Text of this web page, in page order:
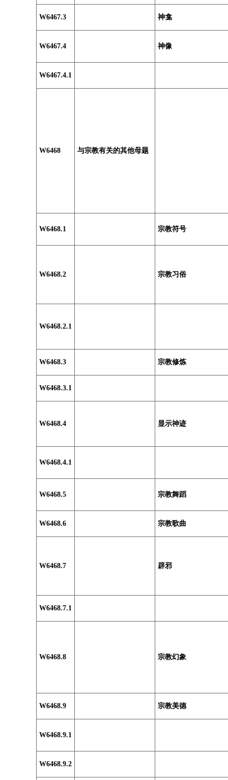
W6467.3 神龛
W6467.4 神像
W6467.4.1
W6468 与宗教有关的其他母题
W6468.1 宗教符号
W6468.2 宗教习俗
W6468.2.1
W6468.3 宗教修炼
W6468.3.1
W6468.4 显示神迹
W6468.4.1
W6468.5 宗教舞蹈
W6468.6 宗教歌曲
W6468.7 辟邪
W6468.7.1
W6468.8 宗教幻象
W6468.9 宗教美德
W6468.9.1
W6468.9.2